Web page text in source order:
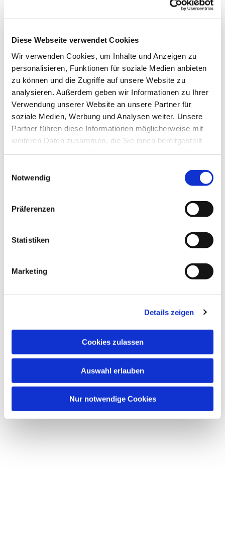
Diese Webseite verwendet Cookies
Wir verwenden Cookies, um Inhalte und Anzeigen zu
personalisieren, Funktionen für soziale Medien anbieten
zu können und die Zugriffe auf unsere Website zu
analysieren. Außerdem geben wir Informationen zu Ihrer
Verwendung unserer Website an unsere Partner für
soziale Medien, Werbung und Analysen weiter. Unsere
Partner führen diese Informationen möglicherweise mit
weiteren Daten zusammen, die Sie ihnen bereitgestellt
Notwendig
Präferenzen
Statistiken
Marketing
Details zeigen
Cookies zulassen
Auswahl erlauben
Nur notwendige Cookies